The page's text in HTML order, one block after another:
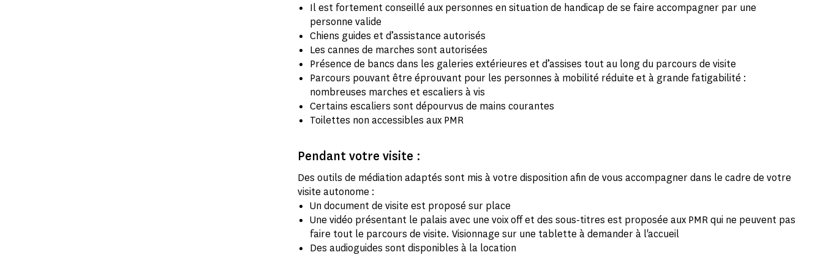
Il est fortement conseillé aux personnes en situation de handicap de se faire accompagner par une
personne valide
Chiens guides et d’assistance autorisés
Les cannes de marches sont autorisées
Présence de bancs dans les galeries extérieures et d’assises tout au long du parcours de visite
Parcours pouvant être éprouvant pour les personnes à mobilité réduite et à grande fatigabilité :
nombreuses marches et escaliers à vis
Certains escaliers sont dépourvus de mains courantes
Toilettes non accessibles aux PMR
Pendant votre visite :
Des outils de médiation adaptés sont mis à votre disposition afin de vous accompagner dans le cadre de votre
visite autonome :
Un document de visite est proposé sur place
Une vidéo présentant le palais avec une voix off et des sous-titres est proposée aux PMR qui ne peuvent pas
faire tout le parcours de visite. Visionnage sur une tablette à demander à l'accueil
Des audioguides sont disponibles à la location